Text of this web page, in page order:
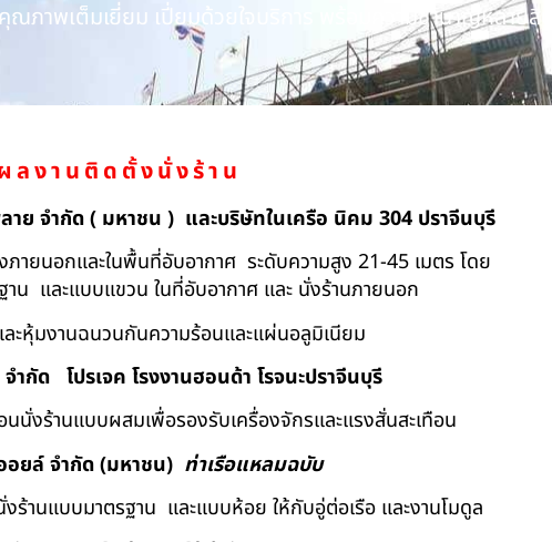
ณภาพเต็มเยี่ยม เปี่ยมด้วยใจบริการ พร้อมความชำนาญหลายสิบปี
ลงานติดตั้งนั่งร้าน
าย จำกัด ( มหาชน ) และบริษัทในเครือ นิคม 304 ปราจีนบุรี
ายนอกและในพื้นที่อับอากาศ ระดับความสูง 21-45 เมตร โดย
น และแบบแขวน ในที่อับอากาศ และ นั่งร้านภายนอก
ะหุ้มงานฉนวนกันความร้อนและแผ่นอลูมิเนียม
ำกัด โปรเจค โรงงานฮอนด้า โรจนะปราจีนบุรี
นั่งร้านแบบผสมเพื่อรองรับเครื่องจักรและแรงสั่นสะเทือน
อยล์ จํากัด (มหาชน) ท่าเรือแหลมฉบับ
านแบบมาตรฐาน และแบบห้อย ให้กับอู่ต่อเรือ และงานโมดูล